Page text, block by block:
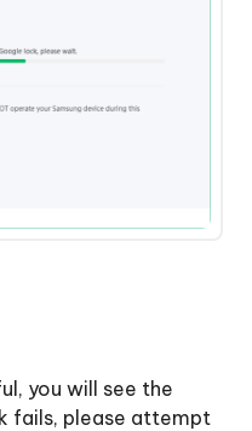
you will see the
fails, please attempt